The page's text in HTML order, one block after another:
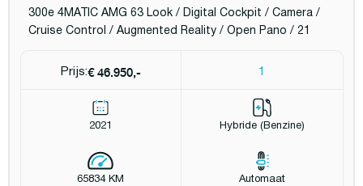
300e 4MATIC AMG 63 Look / Digital Cockpit / Camera /
Cruise Control / Augmented Reality / Open Pano / 21
Prijs:€ 46.950,- 1
2021 Hybride (Benzine)
65834 KM Automaat